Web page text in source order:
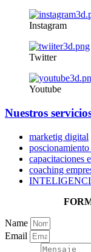
Instagram
Twitter
Youtube
Nuestros
marketig digital
capacitaciones
coaching
Name
Email